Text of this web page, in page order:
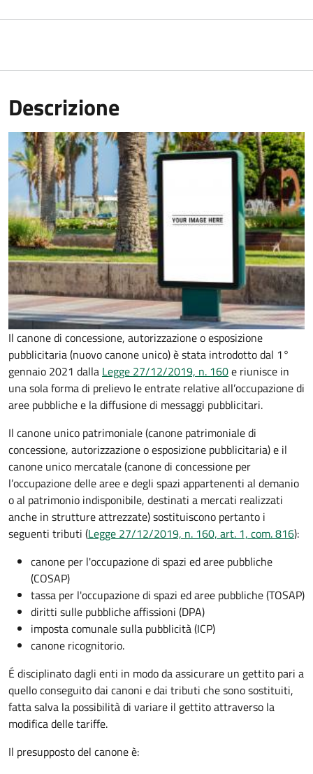
Descrizione
Il canone di concessione, autorizzazione o esposizione
pubblicitaria (nuovo canone unico) è stata introdotto dal 1°
gennaio 2021 dalla Legge 27/12/2019, n. 160e riunisce in
una sola forma di prelievo le entrate relative all’occupazione di
aree pubbliche e la diffusione di messaggi pubblicitari.
Il canone unico patrimoniale (canone patrimoniale di
concessione, autorizzazione o esposizione pubblicitaria) e il
canone unico mercatale (canone di concessione per
l’occupazione delle aree e degli spazi appartenenti al demanio
o al patrimonio indisponibile, destinati a mercati realizzati
anche in strutture attrezzate) sostituiscono pertanto i
seguenti tributi (Legge 27/12/2019, n. 160, art. 1, com. 816):
canone per l'occupazione di spazi ed aree pubbliche
(COSAP)
tassa per l'occupazione di spazi ed aree pubbliche (TOSAP)
diritti sulle pubbliche affissioni (DPA)
imposta comunale sulla pubblicità (ICP)
canone ricognitorio.
É disciplinato dagli enti in modo da assicurare un gettito pari a
quello conseguito dai canoni e dai tributi che sono sostituiti,
fatta salva la possibilità di variare il gettito attraverso la
modifica delle tariffe.
Il presupposto del canone è: